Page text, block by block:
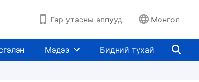
Гар утасны аппууд Монгол
Мэдээ Бидний тухай